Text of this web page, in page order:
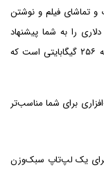
تماشای فیلم و نوشتن
ایمیل و کارهای روزمره و پایه است خرید مدل ۹۹۹ دلاری را به شما پیشنهاد
می‌کنیم که شامل ۸ گیگابایت رم با سرعت بالا و حافظه ۲۵۶ گیگابایتی است که
برای شما مناسب‌تر
برای یک لپ‌تاپ سبک‌وزن